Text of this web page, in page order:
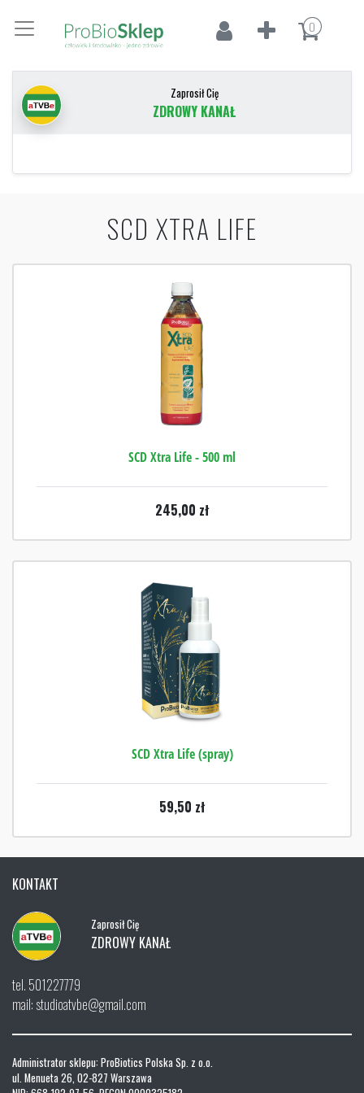
0
Zaprosił Cię
ZDROWY KANAŁ
SCD XTRA LIFE
SCD Xtra Life - 500 ml
245,00 zł
SCD Xtra Life (spray)
59,50 zł
KONTAKT
Zaprosił Cię
ZDROWY KANAŁ
tel. 501227779
mail: studioatvbe@gmail.com
Administrator sklepu: ProBiotics Polska Sp. z o.o.
ul. Menueta 26, 02-827 Warszawa